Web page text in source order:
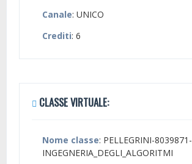
Canale: UNICO
Crediti: 6
CLASSE VIRTUALE:
Nome classe: PELLEGRINI-8039871-
INGEGNERIA_DEGLI_ALGORITMI